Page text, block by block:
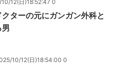
12(日)18:52:47 0
ターの元にガンガン外科と
10/12(日)18:54:00 0